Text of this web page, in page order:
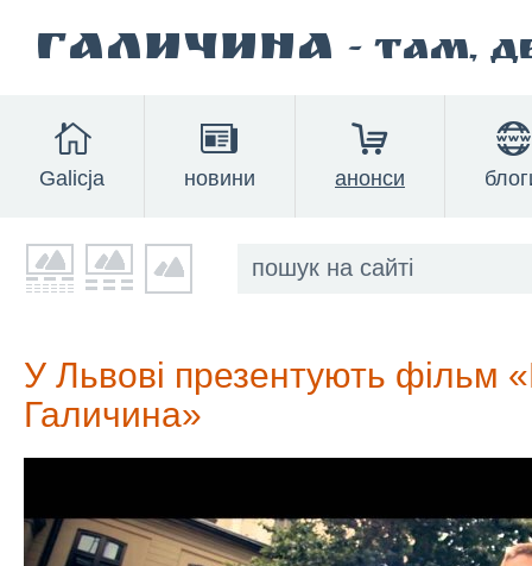
Галичина - там,
Galicja новини анонси
У Львові презентують фільм
Галичина»